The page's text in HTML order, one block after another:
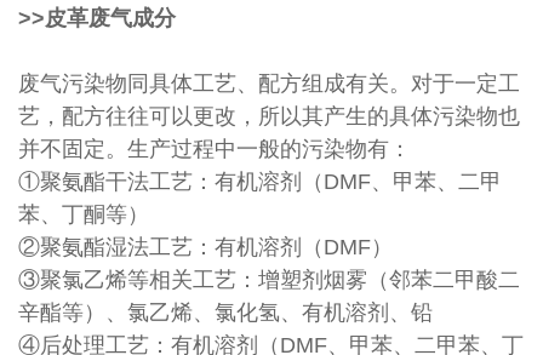
>>皮革废气成分
废气污染物同具体工艺、配方组成有关。对于一定工
艺，配方往往可以更改，所以其产生的具体污染物也
并不固定。生产过程中一般的污染物有：
①聚氨酯干法工艺：有机溶剂（DMF、甲苯、二甲
苯、丁酮等）
②聚氨酯湿法工艺：有机溶剂（DMF）
③聚氯乙烯等相关工艺：增塑剂烟雾（邻苯二甲酸二
辛酯等）、氯乙烯、氯化氢、有机溶剂、铅
④后处理工艺：有机溶剂（DMF、甲苯、二甲苯、丁